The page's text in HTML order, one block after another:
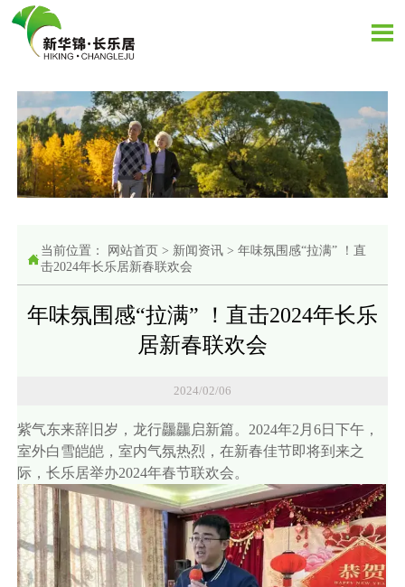


当前位置： 网站首页 > 新闻资讯> 年味氛围感“拉满” ！直
击2024年长乐居新春联欢会
年味氛围感“拉满” ！直击2024年长乐
居新春联欢会
2024/02/06
紫气东来辞旧岁，龙行龘龘启新篇。2024年2月6日下午，
室外白雪皑皑，室内气氛热烈，在新春佳节即将到来之
际，长乐居举办2024年春节联欢会。